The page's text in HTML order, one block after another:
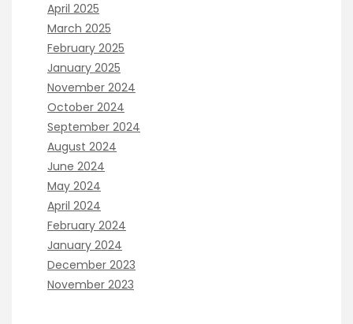
April 2025
March 2025
February 2025
January 2025
November 2024
October 2024
September 2024
August 2024
June 2024
May 2024
April 2024
February 2024
January 2024
December 2023
November 2023